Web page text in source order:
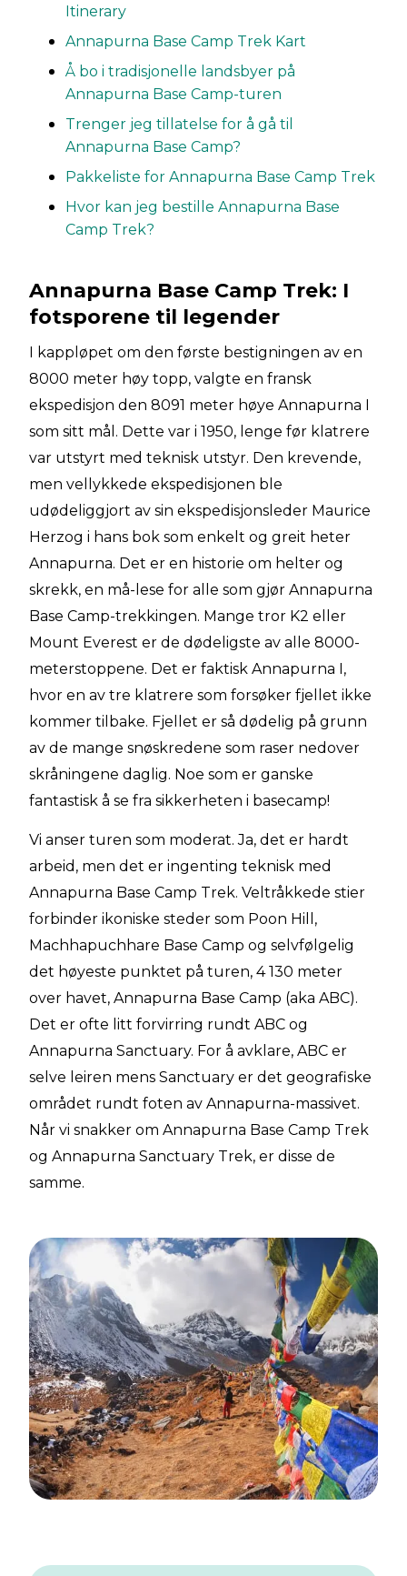
Itinerary
Annapurna Base Camp Trek Kart
Å bo i tradisjonelle landsbyer på
Annapurna Base Camp-turen
Trenger jeg tillatelse for å gå til
Annapurna Base Camp?
Pakkeliste for Annapurna Base Camp Trek
Hvor kan jeg bestille Annapurna Base
Camp Trek?
Annapurna Base Camp Trek: I
fotsporene til legender
I kappløpet om den første bestigningen av en
8000 meter høy topp, valgte en fransk
ekspedisjon den 8091 meter høye Annapurna I
som sitt mål. Dette var i 1950, lenge før klatrere
var utstyrt med teknisk utstyr. Den krevende,
men vellykkede ekspedisjonen ble
udødeliggjort av sin ekspedisjonsleder Maurice
Herzog i hans bok som enkelt og greit heter
Annapurna. Det er en historie om helter og
skrekk, en må-lese for alle som gjør Annapurna
Base Camp-trekkingen. Mange tror K2 eller
Mount Everest er de dødeligste av alle 8000-
meterstoppene. Det er faktisk Annapurna I,
hvor en av tre klatrere som forsøker fjellet ikke
kommer tilbake. Fjellet er så dødelig på grunn
av de mange snøskredene som raser nedover
skråningene daglig. Noe som er ganske
fantastisk å se fra sikkerheten i basecamp!
Vi anser turen som moderat. Ja, det er hardt
arbeid, men det er ingenting teknisk med
Annapurna Base Camp Trek. Veltråkkede stier
forbinder ikoniske steder som Poon Hill,
Machhapuchhare Base Camp og selvfølgelig
det høyeste punktet på turen, 4 130 meter
over havet, Annapurna Base Camp (aka ABC).
Det er ofte litt forvirring rundt ABC og
Annapurna Sanctuary. For å avklare, ABC er
selve leiren mens Sanctuary er det geografiske
området rundt foten av Annapurna-massivet.
Når vi snakker om Annapurna Base Camp Trek
og Annapurna Sanctuary Trek, er disse de
samme.